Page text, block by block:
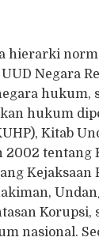
hierarki
Negara
hukum,
hukum
Kitab
2002 tentang
Kejaksaan
Korupsi,
nasional.